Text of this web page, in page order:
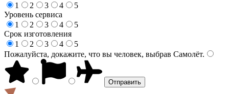
1
2 3 4
5
Уровень сервиса
1
2 3 4
5
Срок изготовления
1
2 3 4
5
Пожалуйста, докажите, что вы человек, выбрав Самолёт.